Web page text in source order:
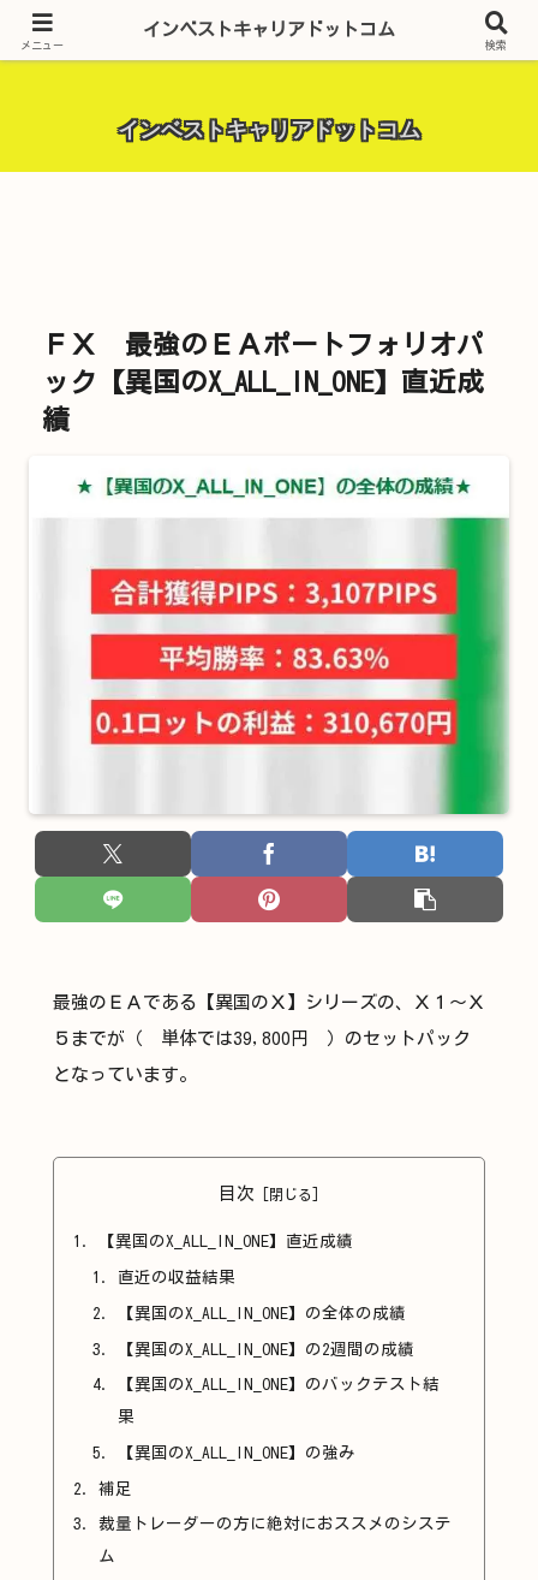
昨今話題の投資全般・金融関連全般・ＦＸトレード全般・生活に役立つ情報・
インベストキャリアドットコム
ＦＸ 最強のＥＡポートフォリオパ
ック【異国のX_ALL_IN_ONE】直近成
績
最強のＥＡである【異国のＸ】シリーズの、Ｘ１～Ｘ
５までが（ 単体では39,800円 ）のセットパック
となっています。
目次
【異国のX_ALL_IN_ONE】直近成績
直近の収益結果
【異国のX_ALL_IN_ONE】の全体の成績
【異国のX_ALL_IN_ONE】の2週間の成績
【異国のX_ALL_IN_ONE】のバックテスト結
果
【異国のX_ALL_IN_ONE】の強み
補足
裁量トレーダーの方に絶対におススメのシステ
ム
メニュー
インベストキャリアドットコム
検索